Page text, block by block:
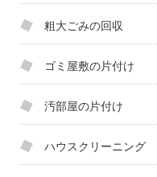
粗大ごみの回収
ゴミ屋敷の片付け
汚部屋の片付け
ハウスクリーニング